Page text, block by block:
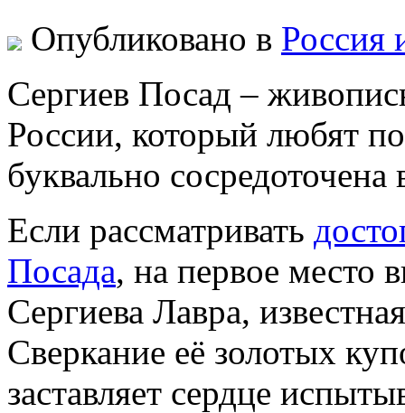
Опубликовано в
Сергиев Посад –
России, который любят
буквально
Если рассматривать
Посада, на первое место
Сергиева Лавра,
Сверкание её золотых
заставляет сердце